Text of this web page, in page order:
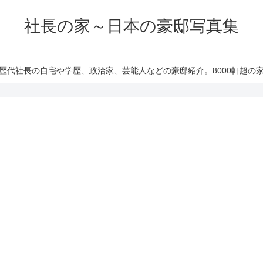
社長の家～日本の豪邸写真集
代社長の自宅や学歴、政治家、芸能人などの豪邸紹介。8000軒超の家